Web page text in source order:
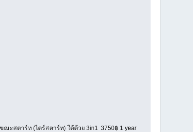
ขณะสตาร์ท (ไดร์สตาร์ท) ใด้ด้วย 3in1 3750฿ 1 year